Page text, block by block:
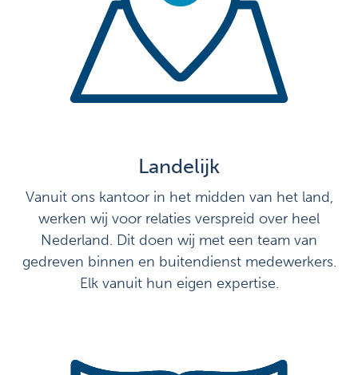
Landelijk
Vanuit ons kantoor in het midden van het land,
werken wij voor relaties verspreid over heel
Nederland. Dit doen wij met een team van
gedreven binnen en buitendienst medewerkers.
Elk vanuit hun eigen expertise.